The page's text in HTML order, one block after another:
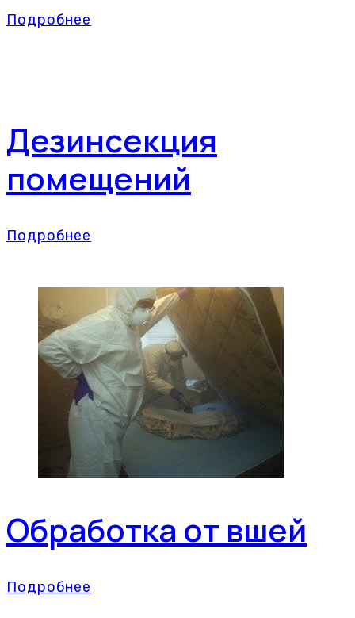
Подробнее
Дезинсекция
помещений
Подробнее
Обработка от вшей
Подробнее